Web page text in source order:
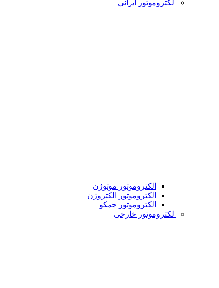
الکتروموتور ایرانی
الکتروموتور موتوژن
الکتروموتور الکتروژن
الکتروموتور جمکو
الکتروموتور خارجی